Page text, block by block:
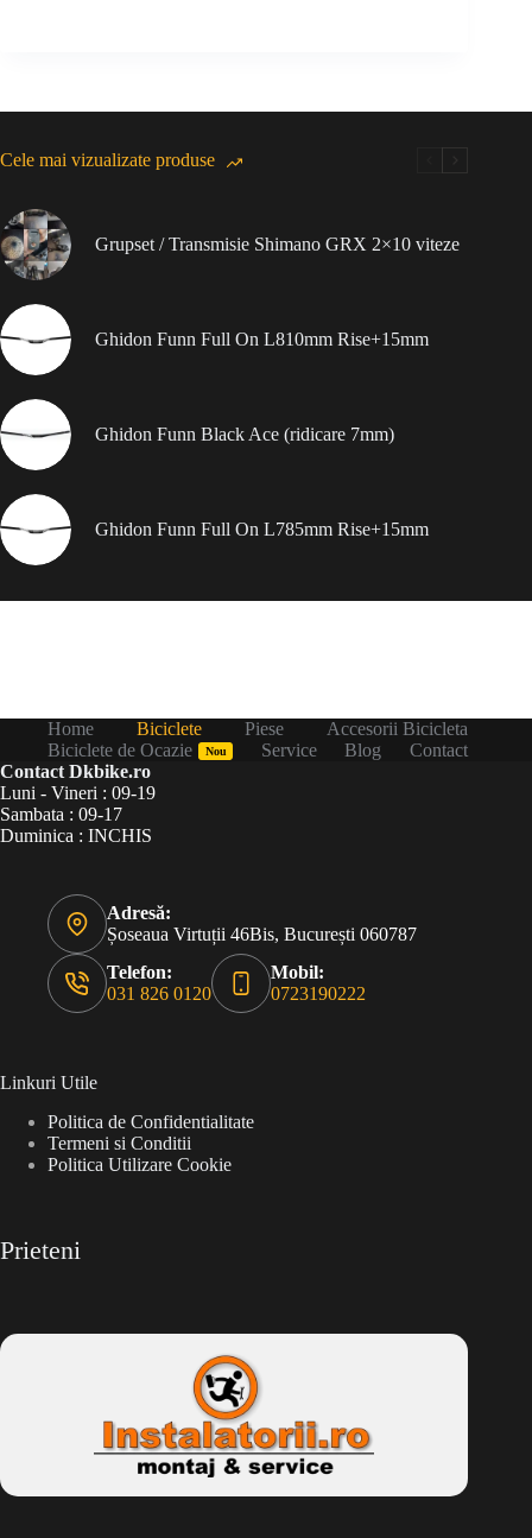
Cele mai vizualizate produse
Grupset / Transmisie Shimano GRX 2×10 viteze
Ghidon Funn Full On L810mm Rise+15mm
Ghidon Funn Black Ace (ridicare 7mm)
Ghidon Funn Full On L785mm Rise+15mm
Home Biciclete Piese
Accesorii Bicicleta
Biciclete de Ocazie
Nou Service Blog
Contact
Contact Dkbike.ro
Luni - Vineri : 09-19
Sambata : 09-17
Duminica : INCHIS
Adresă:
Șoseaua Virtuții 46Bis, București 060787
Telefon:
031 826 0120
Mobil:
0723190222
Linkuri Utile
Politica de Confidentialitate
Termeni si Conditii
Politica Utilizare Cookie
Prieteni